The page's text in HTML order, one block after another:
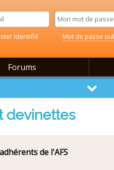
identifié Mot de passe
Forums
devinettes
de l'AFS